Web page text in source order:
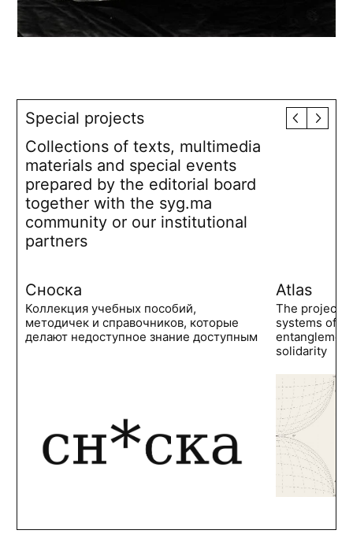
Special projects
Collections of texts, multimedia
materials and special events
prepared by the editorial board
together with the syg.ma
community or our institutional
partners
Сноска
Коллекция учебных пособий,
методичек и справочников, которые
делают недоступное знание доступным
Atlas
The project
systems of
solidarity